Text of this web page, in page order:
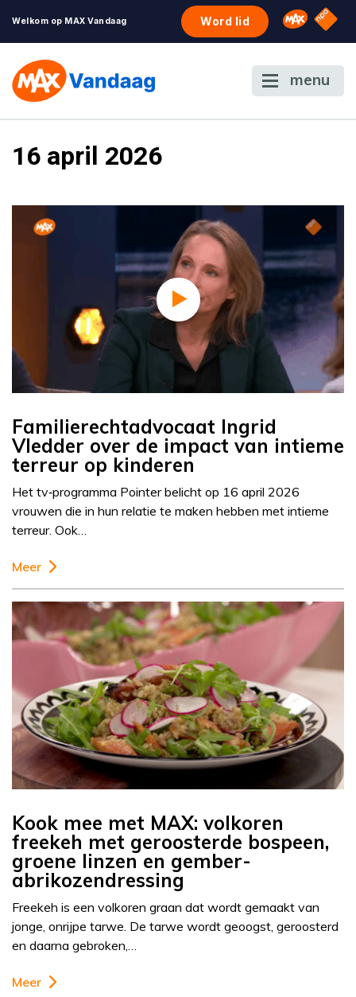
Welkom op MAX Vandaag Word lid Omroep
NPO
menu
16 april 2026
Familierechtadvocaat Ingrid
Vledder over de impact van intieme
terreur op kinderen
Het tv‑programma Pointer belicht op 16 april 2026
vrouwen die in hun relatie te maken hebben met intieme
terreur. Ook…
Meer
Kook mee met MAX: volkoren
freekeh met geroosterde bospeen,
groene linzen en gember-
abrikozendressing
Freekeh is een volkoren graan dat wordt gemaakt van
jonge, onrijpe tarwe. De tarwe wordt geoogst, geroosterd
en daarna gebroken,…
Meer